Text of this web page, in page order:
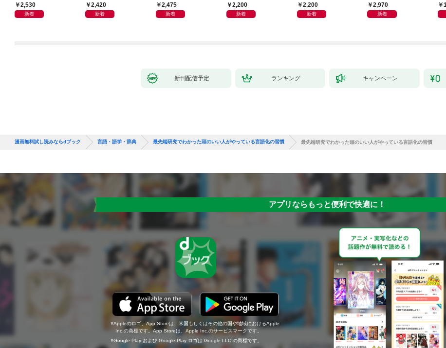
新装版 会話と作文に役
立つドイツ語定型表現
2,530
新着
スニング体得トレーニ
ング
2,420
新着
DL版］
2,475
新着
く聞く100の質問
2,200
新着
プル英語
2,200
新着
研究者とデザインする
2,970
新着
新刊配信予定 ランキング キャンペーン
漫画無料試し読みならdブック 言語・語学・辞典 最先端研究でわかった頭のいい人がやっている言語化の習慣 最先端研究でわかった頭のいい人がやっている言語化の習慣
アプリならもっと便利で快適に！
Appleのロゴ、App Storeは、米国もしくはその他の国や地域におけるApple
Inc.の商標です。App Storeは、Apple Inc.のサービスマークです。
Google Play および Google Play ロゴは Google LLC の商標です。